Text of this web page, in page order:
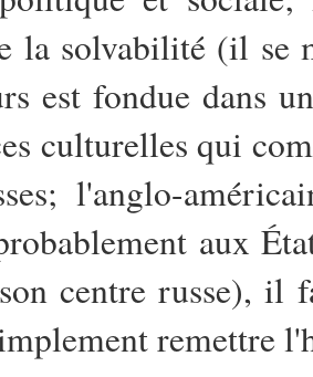
la solvabilité (il se
est fondue dans
culturelles qui
l'anglo-
aux
centre russe), il
remettre